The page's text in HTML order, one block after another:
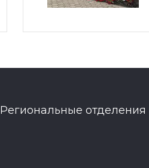
Региональные отделения